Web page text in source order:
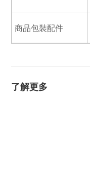
商品包裝配件
了解更多